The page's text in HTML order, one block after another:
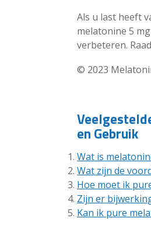
Als u last heeft
melatonine 5
verbeteren.
© 2023
en Gebruik
Wat is
Wat zijn de
Hoe moet ik
Zijn er
Kan ik pure